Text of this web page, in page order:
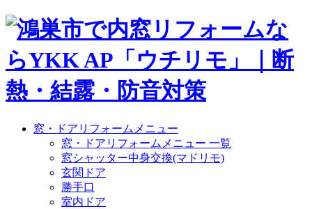
窓・ドアリフォームメニュー
窓・ドアリフォームメニュー 一覧
窓シャッター中身交換(マドリモ)
玄関ドア
勝手口
室内ドア